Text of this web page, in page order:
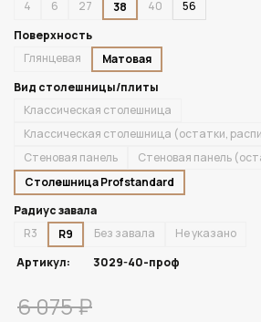
4
6 27 38 40
56
Поверхность
Глянцевая
Матовая
Вид столешницы/плиты
Классическая столешница
Классическая столешница (остатки,
Стеновая панель
Стеновая панель
Столешница Profstandard
Радиус завала
R3
R9 Без завала
Не указано
Артикул:
3029-40-проф
6 075 ₽